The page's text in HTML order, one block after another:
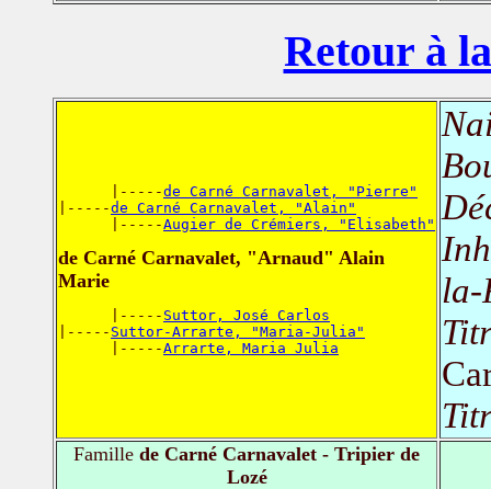
Retour à
      |-----
de Carné Carnavalet, "Pierre"
|-----de Carné Carnavalet, "Alain"
      |-----
Augier de Crémiers, "Elisabeth"
de Carné Carnavalet, "Arnaud" Alain
Marie
      |-----
Suttor, José Carlos
|----- Suttor-Arrarte, "Maria-Julia"
      |-----
Arrarte, Maria Julia
la-
Famille de Carné Carnavalet - Tripier de
Lozé